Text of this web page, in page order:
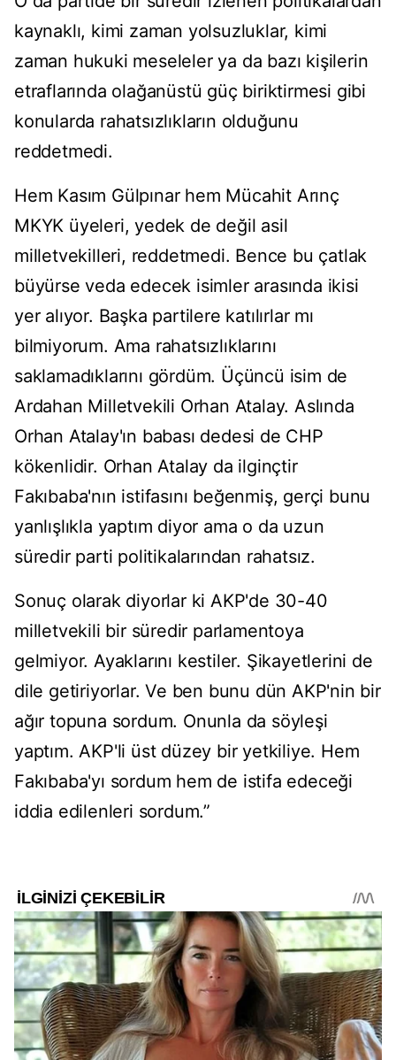
kaynaklı, kimi zaman yolsuzluklar, kimi
zaman hukuki meseleler ya da bazı kişilerin
etraflarında olağanüstü güç biriktirmesi gibi
konularda rahatsızlıkların olduğunu
reddetmedi.
Hem Kasım Gülpınar hem Mücahit Arınç
MKYK üyeleri, yedek de değil asil
milletvekilleri, reddetmedi. Bence bu çatlak
büyürse veda edecek isimler arasında ikisi
yer alıyor. Başka partilere katılırlar mı
bilmiyorum. Ama rahatsızlıklarını
saklamadıklarını gördüm. Üçüncü isim de
Ardahan Milletvekili Orhan Atalay. Aslında
Orhan Atalay'ın babası dedesi de CHP
kökenlidir. Orhan Atalay da ilginçtir
Fakıbaba'nın istifasını beğenmiş, gerçi bunu
yanlışlıkla yaptım diyor ama o da uzun
süredir parti politikalarından rahatsız.
Sonuç olarak diyorlar ki AKP'de 30-40
milletvekili bir süredir parlamentoya
gelmiyor. Ayaklarını kestiler. Şikayetlerini de
dile getiriyorlar. Ve ben bunu dün AKP'nin bir
ağır topuna sordum. Onunla da söyleşi
yaptım. AKP'li üst düzey bir yetkiliye. Hem
Fakıbaba'yı sordum hem de istifa edeceği
iddia edilenleri sordum.”